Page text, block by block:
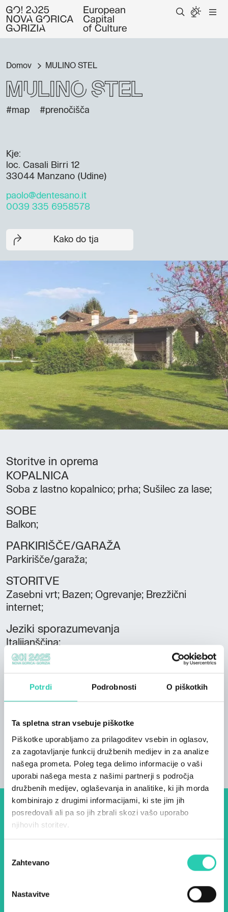
Potrdi Podrobnosti O piškotkih
Ta spletna stran vsebuje piškotke
Piškotke uporabljamo za prilagoditev vsebin in oglasov,
za zagotavljanje funkcij družbenih medijev in za analize
našega prometa. Poleg tega delimo informacije o vaši
uporabi našega mesta z našimi partnerji s področja
družbenih medijev, oglaševanja in analitike, ki jih morda
kombinirajo z drugimi informacijami, ki ste jim jih
posredovali ali pa so jih zbrali skozi vašo uporabo
njihovih storitev.
soglasja
Zahtevano
Nastavitve
Domov MULINO STEL
MULINO STEL
#map #prenočišča
Kje:
loc. Casali Birri 12
33044 Manzano (Udine)
paolo@dentesano.it
0039 335 6958578
Kako do tja
Storitve in oprema
KOPALNICA
Soba z lastno kopalnico; prha; Sušilec za lase;
SOBE
Balkon;
PARKIRIŠČE/GARAŽA
Parkirišče/garaža;
STORITVE
Zasebni vrt; Bazen; Ogrevanje; Brezžični
internet;
Jeziki sporazumevanja
Italijanščina;
Sobe
Kopalnice
Postelje
8
Dogodki, članki in zgodbe iz
evropske prestolnice kulture
– prijavite se na naš novičnik
in ostanite na tekočem z